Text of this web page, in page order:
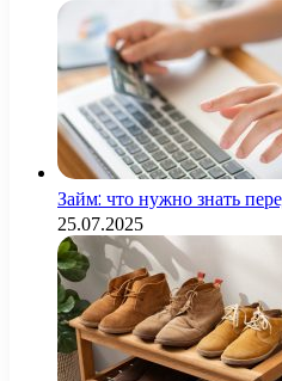
Займ: что нужно знать
25.07.2025